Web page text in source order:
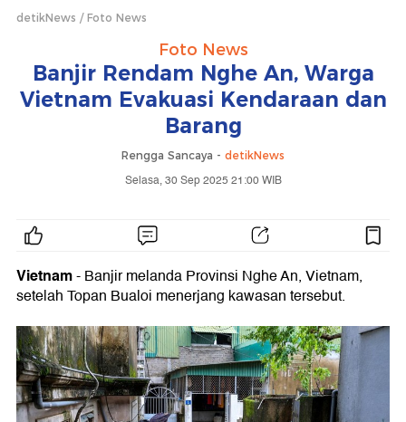
detikNews Foto News
Foto News
Banjir Rendam Nghe An, Warga
Vietnam Evakuasi Kendaraan dan
Barang
Rengga Sancaya - detikNews
Selasa, 30 Sep 2025 21:00 WIB
Vietnam- Banjir melanda Provinsi Nghe An, Vietnam,
setelah Topan Bualoi menerjang kawasan tersebut.